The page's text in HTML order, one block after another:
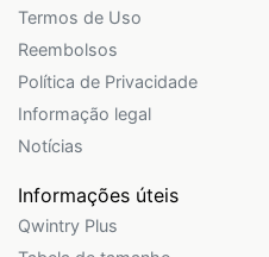
Termos de Uso
Reembolsos
Política de Privacidade
Informação legal
Notícias
Informações úteis
Qwintry Plus